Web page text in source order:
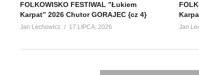
FOLKOWISKO FESTIWAL ”Łukiem
Karpat” 2026 Chutor GORAJEC {cz 4}
Jan Lechowicz 17 LIPCA, 2026 Jan